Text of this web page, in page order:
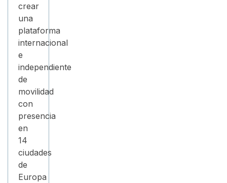
crear
una
plataforma
internacional
e
independiente
de
movilidad
con
presencia
en
14
ciudades
de
Europa